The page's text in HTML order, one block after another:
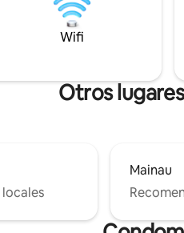
Brilla con autenticidad en
paisaje de montañas y
verdadero refugio para el
Wifi
Otros
Mainau